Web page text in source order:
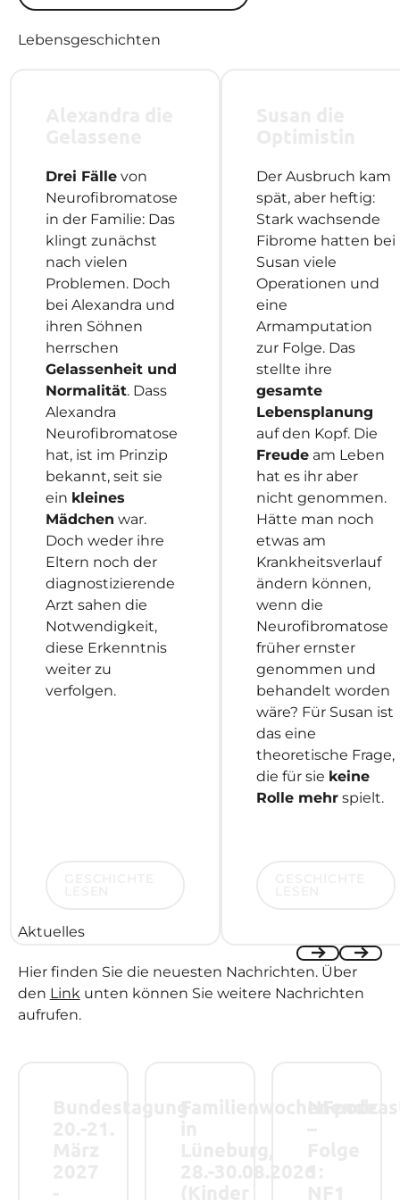
Lebensgeschichten
Drei Fällevon
Neurofibromatose
in der Familie: Das
klingt zunächst
nach vielen
Problemen. Doch
bei Alexandra und
ihren Söhnen
herrschen
Gelassenheit und
Normalität. Dass
Alexandra
Neurofibromatose
hat, ist im Prinzip
bekannt, seit sie
ein kleines
Mädchen war.
Doch weder ihre
Eltern noch der
diagnostizierende
Arzt sahen die
Notwendigkeit,
diese Erkenntnis
weiter zu
verfolgen.
Der Ausbruch kam
spät, aber heftig:
Stark wachsende
Fibrome hatten bei
Susan viele
Operationen und
eine
Armamputation
zur Folge. Das
stellte ihre
gesamte
Lebensplanung
auf den Kopf. Die
Freudeam Leben
hat es ihr aber
nicht genommen.
Hätte man noch
etwas am
Krankheitsverlauf
ändern können,
wenn die
Neurofibromatose
früher ernster
genommen und
behandelt worden
wäre? Für Susan ist
das eine
theoretische Frage,
die für sie keine
Rolle mehrspielt.
Previous
Next
Aktuelles
Hier finden Sie die neuesten Nachrichten. Über
den Link unten können Sie weitere Nachrichten
aufrufen.